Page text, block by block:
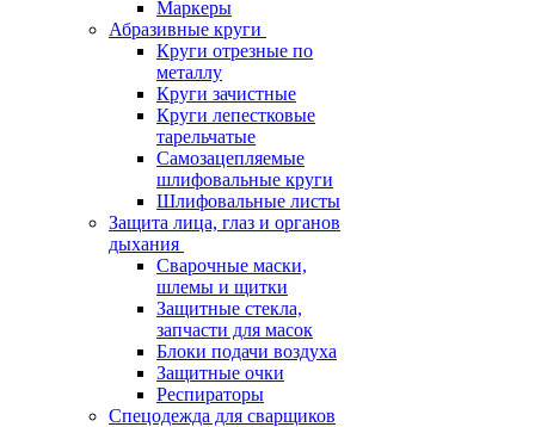
Маркеры
Абразивные круги
Круги отрезные по
металлу
Круги зачистные
Круги лепестковые
тарельчатые
Самозацепляемые
шлифовальные круги
Шлифовальные листы
Защита лица, глаз и органов
дыхания
Сварочные маски,
шлемы и щитки
Защитные стекла,
запчасти для масок
Блоки подачи воздуха
Защитные очки
Респираторы
Спецодежда для сварщиков